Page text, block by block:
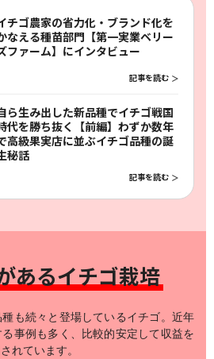
チゴ農家の省力化・ブランド化を
なえる種苗部門【第一実業ベリー
ファーム】にインタビュー
記事を読む
ら生み出した新品種でイチゴ戦国
代を勝ち抜く【前編】わずか数年
高級果実店に並ぶイチゴ品種の誕
秘話
記事を読む
あるイチゴ栽培
も続々と登場しているイチゴ。近年
事例も多く、比較的安定して収益を
れています。